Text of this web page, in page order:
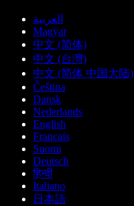
العربية
Magyar
中文 (简体)
中文 (台灣)
中文 (简体 中国大陆)
Čeština
Dansk
Nederlands
English
Français
Suomi
Deutsch
हिन्दी
Italiano
日本語